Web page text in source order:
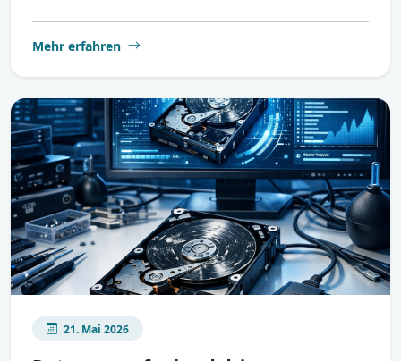
Mehr erfahren
21. Mai 2026